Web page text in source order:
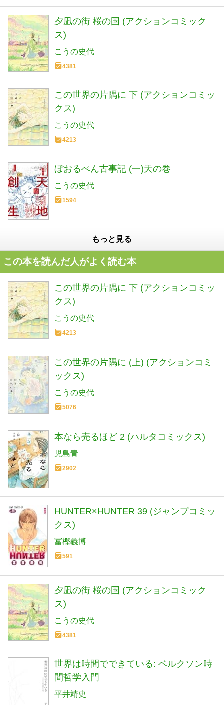
夕凪の街 桜の国 (アクションコミック
ス)
こうの史代
4381
この世界の片隅に 下 (アクションコミッ
クス)
こうの史代
4213
ぼおるぺん古事記 (一)天の巻
こうの史代
1594
もっと見る
この本を読んだ人がよく読む本
この世界の片隅に 下 (アクションコミッ
クス)
こうの史代
4213
この世界の片隅に (上) (アクションコミ
ックス)
こうの史代
5076
本なら売るほど 2 (ハルタコミックス)
児島青
2902
HUNTER×HUNTER 39 (ジャンプコミッ
クス)
冨樫義博
591
夕凪の街 桜の国 (アクションコミック
ス)
こうの史代
4381
世界は時間でできている: ベルクソン時
間哲学入門
平井靖史